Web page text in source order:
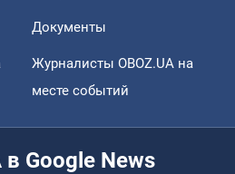
Документы
Журналисты OBOZ.UA на
месте событий
в Google News